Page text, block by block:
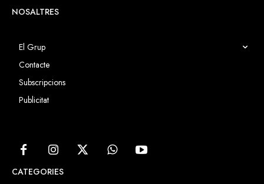
NOSALTRES
El Grup
Contacte
Subscripcions
Publicitat
CATEGORIES